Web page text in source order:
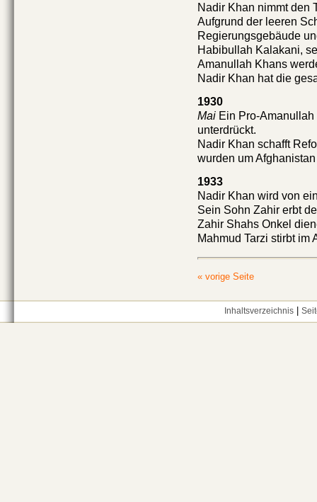
Nadir Khan nimmt den
Aufgrund der leeren
Regierungsgebäude
Habibullah Kalakani,
Amanullah Khans
Nadir Khan hat die
1930
Mai Ein Pro-
unterdrückt.
Nadir Khan schafft
wurden um
1933
Nadir Khan wird von
Sein Sohn Zahir erbt
Zahir Shahs Onkel
Mahmud Tarzi stirbt im
« vorige Seite
Inhaltsverzeichnis